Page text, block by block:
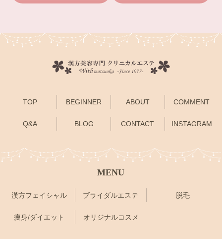
TOP BEGINNER ABOUT COMMENT
Q&A BLOG CONTACT INSTAGRAM
MENU
漢方フェイシャル ブライダルエステ 脱毛
痩身/ダイエット オリジナルコスメ